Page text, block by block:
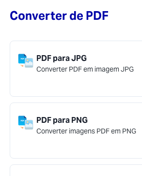
Converter de PDF
PDF para JPG
Converter PDF em imagem JPG
PDF para PNG
Converter imagens PDF em PNG